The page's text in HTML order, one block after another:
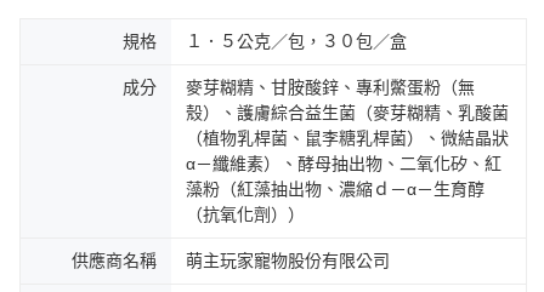
規格 １．５公克／包，３０包／盒
成分
麥芽糊精、甘胺酸鋅、專利鱉蛋粉（無
殼）、護膚綜合益生菌（麥芽糊精、乳酸菌
（植物乳桿菌、鼠李糖乳桿菌）、微結晶狀
α－纖維素）、酵母抽出物、二氧化矽、紅
藻粉（紅藻抽出物、濃縮ｄ－α－生育醇
（抗氧化劑））
供應商名稱 萌主玩家寵物股份有限公司